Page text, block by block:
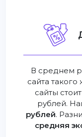
В среднем
сайта
сайты
рублей.
рублей.
средняя